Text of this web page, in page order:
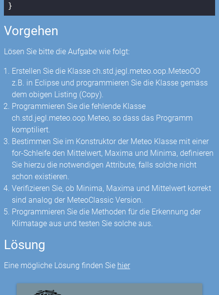
}
Vorgehen
Lösen Sie bitte die Aufgabe wie folgt:
Erstellen Sie die Klasse ch.std.jegl.meteo.oop.MeteoOO
z.B. in Eclipse und programmieren Sie die Klasse gemäss
dem obigen Listing (Copy).
Programmieren Sie die fehlende Klasse
ch.std.jegl.meteo.oop.Meteo, so dass das Programm
komptiliert.
Bestimmen Sie im Konstruktor der Meteo Klasse mit einer
for-Schleife den Mittelwert, Maxima und Minima, definieren
Sie hierzu die notwendigen Attribute, falls solche nicht
schon existieren.
Verifizieren Sie, ob Minima, Maxima und Mittelwert korrekt
sind analog der MeteoClassic Version.
Programmieren Sie die Methoden für die Erkennung der
Klimatage aus und testen Sie solche aus.
Lösung
Eine mögliche Lösung finden Sie hier